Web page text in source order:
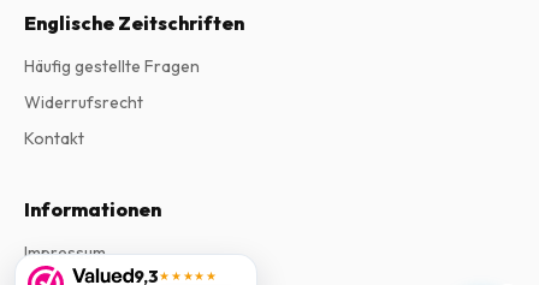
9,3★★★★★
Englische Zeitschriften
Häufig gestellte Fragen
Widerrufsrecht
Kontakt
Informationen
Impressum